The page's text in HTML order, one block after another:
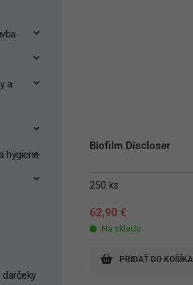
Biofilm Discloser
250 ks
62,90 €
Na sklade
PRIDAŤ DO KOŠÍKA
a
hygiena
darčeky